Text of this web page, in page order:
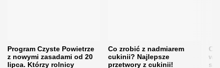
Program Czyste Powietrze
z nowymi zasadami od 20
lipca. Którzy rolnicy
Co zrobić z nadmiarem
cukinii? Najlepsze
przetwory z cukinii!
w